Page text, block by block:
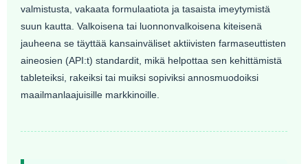
valmistusta, vakaata formulaatiota ja tasaista imeytymistä
suun kautta. Valkoisena tai luonnonvalkoisena kiteisenä
jauheena se täyttää kansainväliset aktiivisten farmaseuttisten
aineosien (API:t) standardit, mikä helpottaa sen kehittämistä
tableteiksi, rakeiksi tai muiksi sopiviksi annosmuodoiksi
maailmanlaajuisille markkinoille.